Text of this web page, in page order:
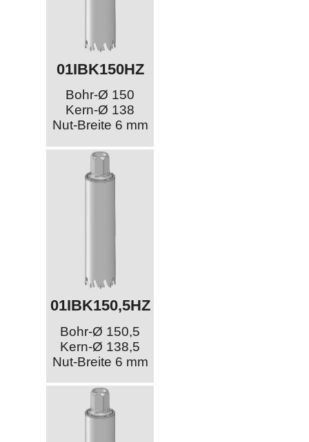
01IBK150HZ
Bohr-Ø 150
Kern-Ø 138
Nut-Breite 6 mm
01IBK150,5HZ
Bohr-Ø 150,5
Kern-Ø 138,5
Nut-Breite 6 mm